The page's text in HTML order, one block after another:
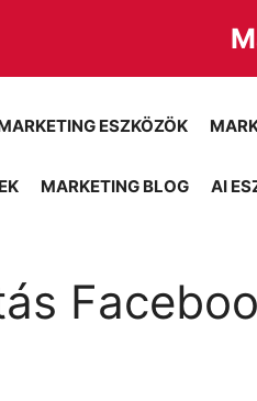
ESZKÖZÖK
MARKETING BLOG AI